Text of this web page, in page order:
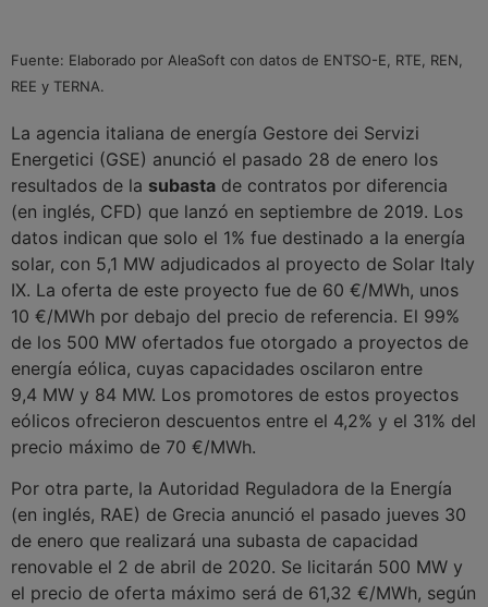
Fuente: Elaborado por AleaSoft con datos de ENTSO-E, RTE, REN,
REE y TERNA.
La agencia italiana de energía Gestore dei Servizi
Energetici (GSE) anunció el pasado 28 de enero los
resultados de la subasta de contratos por diferencia
(en inglés, CFD) que lanzó en septiembre de 2019. Los
datos indican que solo el 1% fue destinado a la energía
solar, con 5,1 MW adjudicados al proyecto de Solar Italy
IX. La oferta de este proyecto fue de 60 €/MWh, unos
10 €/MWh por debajo del precio de referencia. El 99%
de los 500 MW ofertados fue otorgado a proyectos de
energía eólica, cuyas capacidades oscilaron entre
9,4 MW y 84 MW. Los promotores de estos proyectos
eólicos ofrecieron descuentos entre el 4,2% y el 31% del
precio máximo de 70 €/MWh.
Por otra parte, la Autoridad Reguladora de la Energía
(en inglés, RAE) de Grecia anunció el pasado jueves 30
de enero que realizará una subasta de capacidad
renovable el 2 de abril de 2020. Se licitarán 500 MW y
el precio de oferta máximo será de 61,32 €/MWh, según